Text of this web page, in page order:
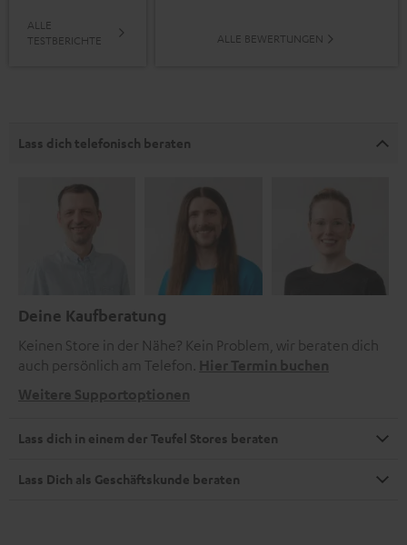
ALLE
TESTBERICHTE
ALLE BEWERTUNGEN
Lass dich telefonisch beraten
Deine Kaufberatung
Keinen Store in der Nähe? Kein Problem, wir beraten dich
auch persönlich am Telefon. Hier Termin buchen
Weitere Supportoptionen
Lass dich in einem der Teufel Stores beraten
Lass Dich als Geschäftskunde beraten